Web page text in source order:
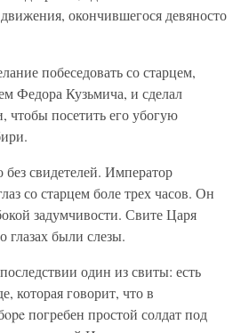
окончившегося девяносто
побеседовать со старцем,
Федора Кузьмича, и сделал
чтобы посетить его убогую
свидетелей. Император
со старцем боле трех часов. Он
задумчивости. Свите Царя
глазах были слезы.
один из свиты: есть
которая говорит, что в
погребен простой солдат под